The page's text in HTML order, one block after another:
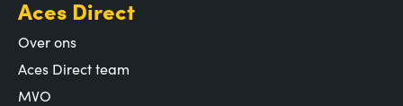
Aces Direct
Over ons
Aces Direct team
MVO